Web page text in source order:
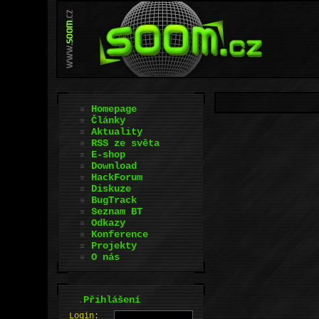
Homepage
Články
Aktuality
RSS ze světa
E-shop
Download
HackForum
Diskuze
BugTrack
Seznam BT
Odkazy
Konference
Projekty
O nás
.Přihlášení
Login: